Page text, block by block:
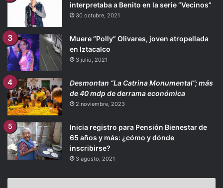
interpretaba a Benito en la serie “Vecinos”
30 octubre, 2021
Muere “Polly” Olivares, joven atropellada
en Iztacalco
3 julio, 2021
Desmontan “La Catrina Monumental”; más
de 40 mdp de derrama económica
2 noviembre, 2023
Inicia registro para Pensión Bienestar de
65 años y más: ¿cómo y dónde
inscribirse?
3 agosto, 2021